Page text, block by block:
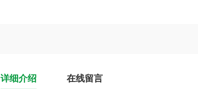
详细介绍 在线留言